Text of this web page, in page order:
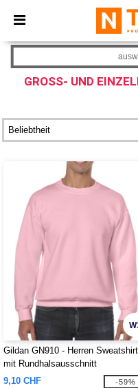
× Ntextil App
Bessere Preise in
GROSS- UND
Gildan GN910 - Herren Sweatshirt
mit Rundhalsausschnitt
9,10 CHF
-59%